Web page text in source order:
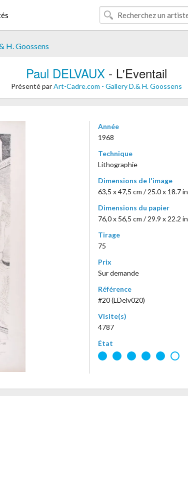
H. Goossens
Paul DELVAUX - L'Eventail
Présenté parArt-Cadre.com - Gallery D.& H. Goossens
Année
1968
Technique
Lithographie
Dimensions de l'image
63,5 x 47,5 cm / 25.0 x 18.7 in
Dimensions du papier
76,0 x 56,5 cm / 29.9 x 22.2 in
Tirage
75
Prix
Sur demande
Référence
#20 (LDelv020)
Visite(s)
4787
État